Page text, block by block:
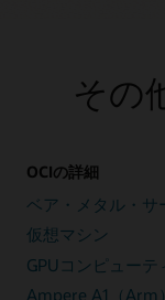
その
OCIの詳細
ベア・メタル・サ
仮想マシン
GPUコンピューテ
Ampere A1（Arm